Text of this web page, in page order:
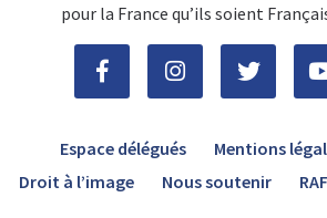
pour la France qu’ils soient
Espace délégués Mentions
Droit à l’image
Nous soutenir